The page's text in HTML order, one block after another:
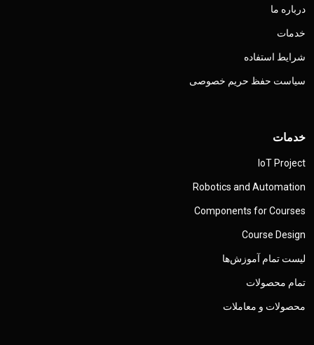
درباره ما
خدمات
شرایط استفاده
سیاست حفظ حریم خصوصی
خدمات
IoT Project
Robotics and Automation
Components for Courses
Course Design
لیست تمام آموزش‌ها
تمام محصولات
محصولات و معاملات